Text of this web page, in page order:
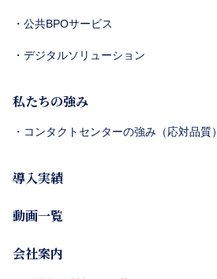
・公共BPOサービス
・デジタルソリューション
私たちの強み
・コンタクトセンターの強み（応対品質）
導入実績
動画一覧
会社案内